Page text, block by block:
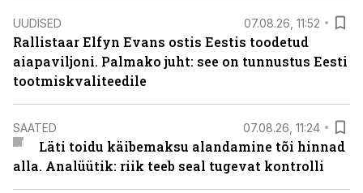
UUDISED 07.08.26, 11:52
Rallistaar Elfyn Evans ostis Eestis toodetud
aiapaviljoni. Palmako juht: see on tunnustus Eesti
tootmiskvaliteedile
SAATED 07.08.26, 11:24
Läti toidu käibemaksu alandamine tõi hinnad
alla. Analüütik: riik teeb seal tugevat kontrolli